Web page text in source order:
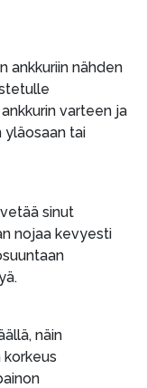
ankkuriin nähden
varteen ja
yläosaan tai
sinut
nojaa kevyesti
näin
korkeus